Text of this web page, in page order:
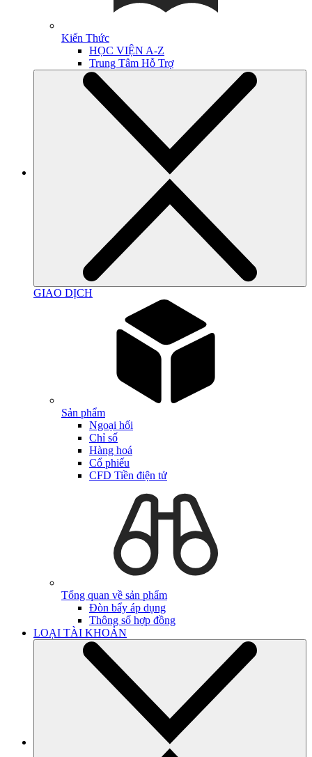
Kiến Thức
HỌC VIỆN A-Z
Trung Tâm Hỗ Trợ
GIAO DỊCH
Sản phẩm
Ngoại hối
Chỉ số
Hàng hoá
Cổ phiếu
CFD Tiền điện tử
Tổng quan về sản phẩm
Đòn bẩy áp dụng
Thông số hợp đồng
LOẠI TÀI KHOẢN